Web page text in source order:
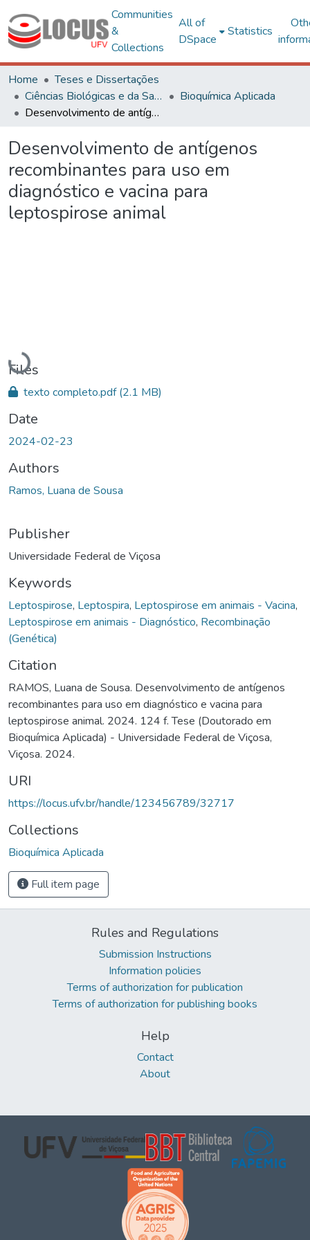
Communities
&
Collections
All of
DSpace
Statistics
Home
Teses e Dissertações
Ciências Biológicas e da Saúde
Bioquímica Aplicada
Desenvolvimento de antígenos recombinantes para uso em diagnóstico e vacina para leptospirose animal
Desenvolvimento de antígenos
recombinantes para uso em
diagnóstico e vacina para
leptospirose animal
Loading...
Files
texto completo.pdf(2.1 MB)
Date
2024-02-23
Authors
Ramos, Luana de Sousa
Publisher
Universidade Federal de Viçosa
Keywords
Leptospirose, Leptospira, Leptospirose em animais - Vacina,
Leptospirose em animais - Diagnóstico, Recombinação
(Genética)
Citation
RAMOS, Luana de Sousa. Desenvolvimento de antígenos
recombinantes para uso em diagnóstico e vacina para
leptospirose animal. 2024. 124 f. Tese (Doutorado em
Bioquímica Aplicada) - Universidade Federal de Viçosa,
Viçosa. 2024.
URI
https://locus.ufv.br/handle/123456789/32717
Collections
Bioquímica Aplicada
Full item page
Rules and Regulations
Submission Instructions
Information policies
Terms of authorization for publication
Terms of authorization for publishing books
Help
Contact
About